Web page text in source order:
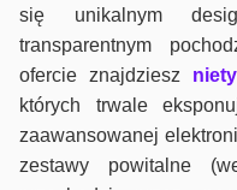
się unikalnym
transparentnym
ofercie znajdziesz
których trwale
zaawansowanej
zestawy powitalne